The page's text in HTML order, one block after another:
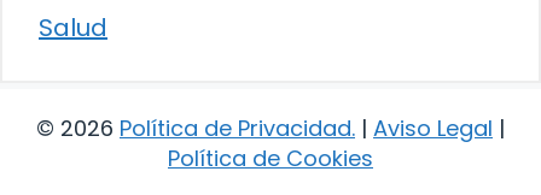
Salud
© 2026 Política de Privacidad. | Aviso Legal |
Política de Cookies